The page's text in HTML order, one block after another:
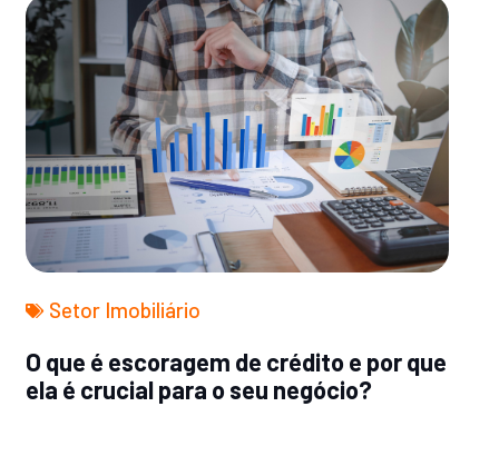
Setor Imobiliário
O que é escoragem de crédito e por que
ela é crucial para o seu negócio?